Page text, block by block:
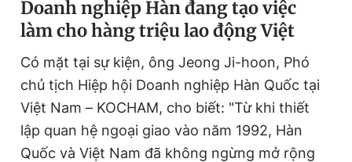
Đọc Thanh Niên trên điện thoại
Theo dõi báo trên
Doanh nghiệp Hàn đang tạo việc
làm cho hàng triệu lao động Việt
Có mặt tại sự kiện, ông Jeong Ji-hoon, Phó
chủ tịch Hiệp hội Doanh nghiệp Hàn Quốc tại
Việt Nam – KOCHAM, cho biết: "Từ khi thiết
lập quan hệ ngoại giao vào năm 1992, Hàn
Quốc và Việt Nam đã không ngừng mở rộng